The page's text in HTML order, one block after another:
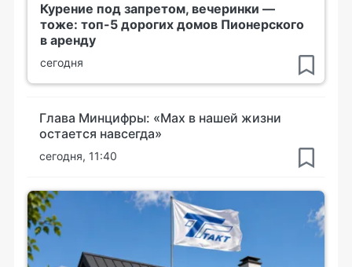
Курение под запретом, вечеринки —
тоже: топ-5 дорогих домов Пионерского
в аренду
сегодня
Глава Минцифры: «Мах в нашей жизни
остается навсегда»
сегодня, 11:40